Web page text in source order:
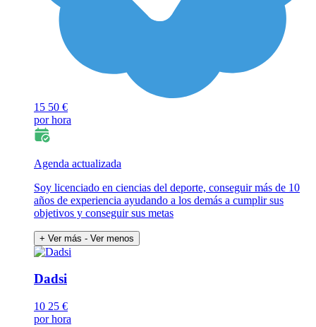
15 50 €
por hora
Agenda actualizada
Soy licenciado en ciencias del deporte, conseguir más de 10
años de experiencia ayudando a los demás a cumplir sus
objetivos y conseguir sus metas
+ Ver más - Ver menos
Dadsi
10 25 €
por hora